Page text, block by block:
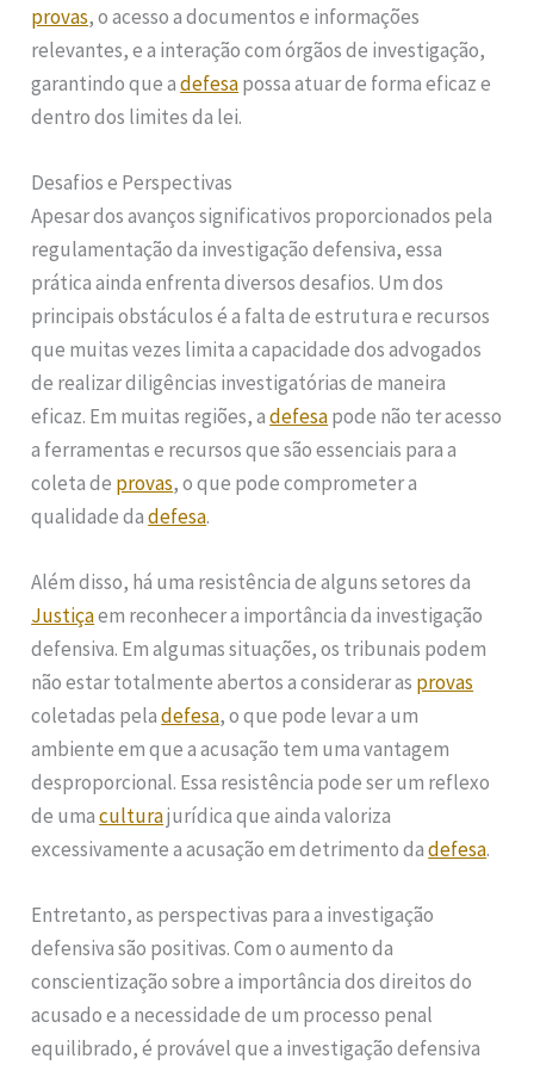
provas, o acesso a documentos e informações
relevantes, e a interação com órgãos de investigação,
garantindo que adefesapossa atuar de forma eficaz e
dentro dos limites da lei.
Desafios e Perspectivas
Apesar dos avanços significativos proporcionados pela
regulamentação da investigação defensiva, essa
prática ainda enfrenta diversos desafios. Um dos
principais obstáculos é a falta de estrutura e recursos
que muitas vezes limita a capacidade dos advogados
de realizar diligências investigatórias de maneira
eficaz. Em muitas regiões, adefesapode não ter acesso
a ferramentas e recursos que são essenciais para a
coleta de provas, o que pode comprometer a
qualidade dadefesa.
Além disso, há uma resistência de alguns setores da
Justiçaem reconhecer a importância da investigação
defensiva. Em algumas situações, os tribunais podem
não estar totalmente abertos a considerar as provas
coletadas peladefesa, o que pode levar a um
ambiente em que a acusação tem uma vantagem
desproporcional. Essa resistência pode ser um reflexo
de umaculturajurídica que ainda valoriza
excessivamente a acusação em detrimento dadefesa.
Entretanto, as perspectivas para a investigação
defensiva são positivas. Com o aumento da
conscientização sobre a importância dos direitos do
acusado e a necessidade de um processo penal
equilibrado, é provável que a investigação defensiva